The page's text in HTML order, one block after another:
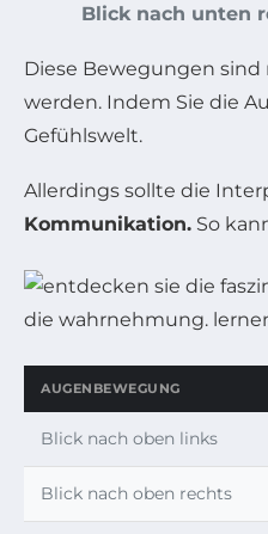
Blick nach unten
Diese Bewegungen
werden. Indem Sie die
Gefühlswelt.
Allerdings sollte die
Kommunikation. So
AUGENBEWEGUNG
Blick nach oben links
Blick nach oben rechts